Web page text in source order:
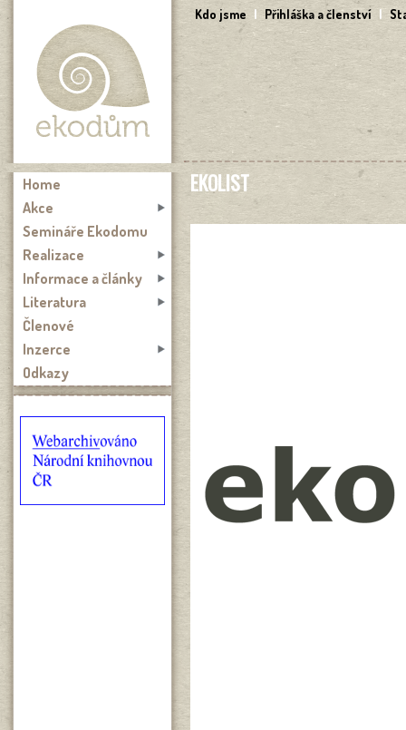
Kdo jsme | Přihláška a členství |
EKOLIST
Home
Akce
Semináře Ekodomu
Realizace
Informace a články
Literatura
Členové
Inzerce
Odkazy